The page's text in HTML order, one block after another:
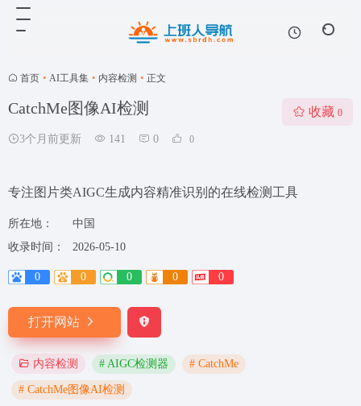
首页 • AI工具集 • 内容检测 • 正文
CatchMe图像AI检测
3个月前更新 141 0 0
收藏 0
专注图片类AIGC生成内容精准识别的在线检测工具
所在地：
中国
收录时间：
2026-05-10
0 0 0 0 0
打开网站
内容检测 # AIGC检测器 # CatchMe
# CatchMe图像AI检测